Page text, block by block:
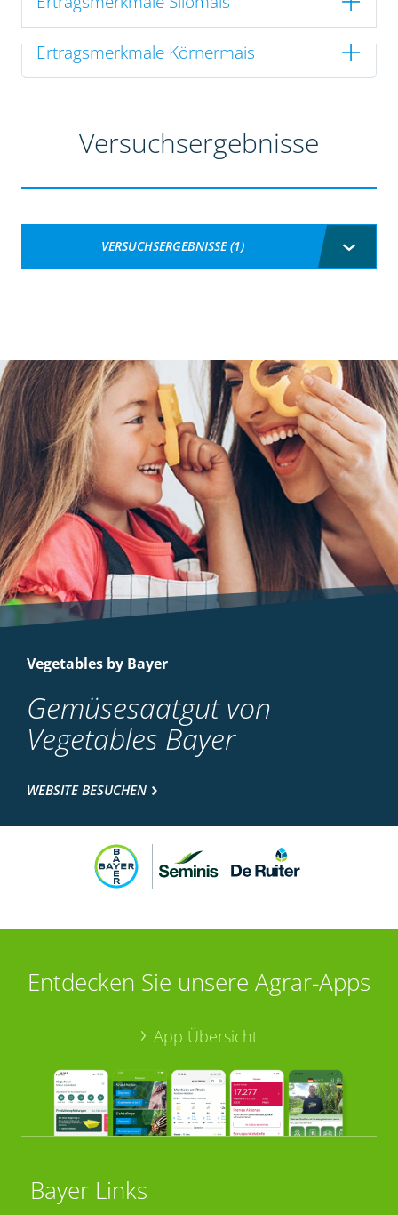
Ertragsmerkmale Körnermais
Versuchsergebnisse
VERSUCHSERGEBNISSE (1)
Vegetables by Bayer
Gemüsesaatgut von
Vegetables Bayer
WEBSITE BESUCHEN
Entdecken Sie unsere Agrar-Apps
App Übersicht
Bayer Links